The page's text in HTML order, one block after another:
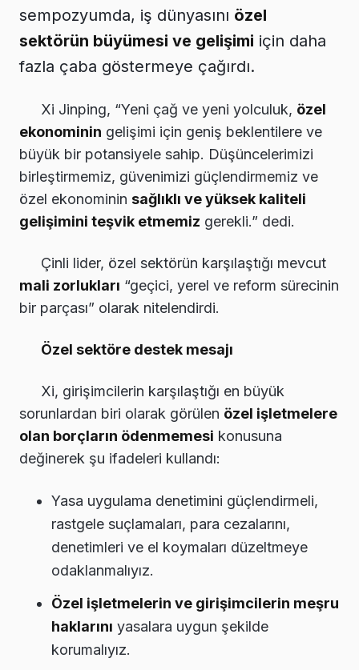
sempozyumda, iş dünyasını özel
sektörün büyümesi ve gelişimi için daha
fazla çaba göstermeye çağırdı.
Xi Jinping, “Yeni çağ ve yeni yolculuk, özel
ekonominin gelişimi için geniş beklentilere ve
büyük bir potansiyele sahip. Düşüncelerimizi
birleştirmemiz, güvenimizi güçlendirmemiz ve
özel ekonominin sağlıklı ve yüksek kaliteli
gelişimini teşvik etmemiz gerekli.” dedi.
Çinli lider, özel sektörün karşılaştığı mevcut
mali zorlukları “geçici, yerel ve reform sürecinin
bir parçası” olarak nitelendirdi.
Özel sektöre destek mesajı
Xi, girişimcilerin karşılaştığı en büyük
sorunlardan biri olarak görülen özel işletmelere
olan borçların ödenmemesi konusuna
değinerek şu ifadeleri kullandı:
Yasa uygulama denetimini güçlendirmeli,
rastgele suçlamaları, para cezalarını,
denetimleri ve el koymaları düzeltmeye
odaklanmalıyız.
Özel işletmelerin ve girişimcilerin meşru
haklarını yasalara uygun şekilde
korumalıyız.